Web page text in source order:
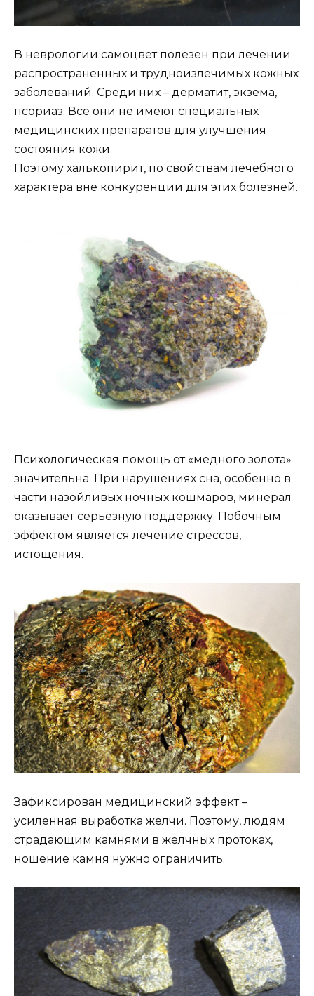
В неврологии самоцвет полезен при лечении
распространенных и трудноизлечимых кожных
заболеваний. Среди них – дерматит, экзема,
псориаз. Все они не имеют специальных
медицинских препаратов для улучшения
состояния кожи.
Поэтому халькопирит, по свойствам лечебного
характера вне конкуренции для этих болезней.
Психологическая помощь от «медного золота»
значительна. При нарушениях сна, особенно в
части назойливых ночных кошмаров, минерал
оказывает серьезную поддержку. Побочным
эффектом является лечение стрессов,
истощения.
Зафиксирован медицинский эффект –
усиленная выработка желчи. Поэтому, людям
страдающим камнями в желчных протоках,
ношение камня нужно ограничить.